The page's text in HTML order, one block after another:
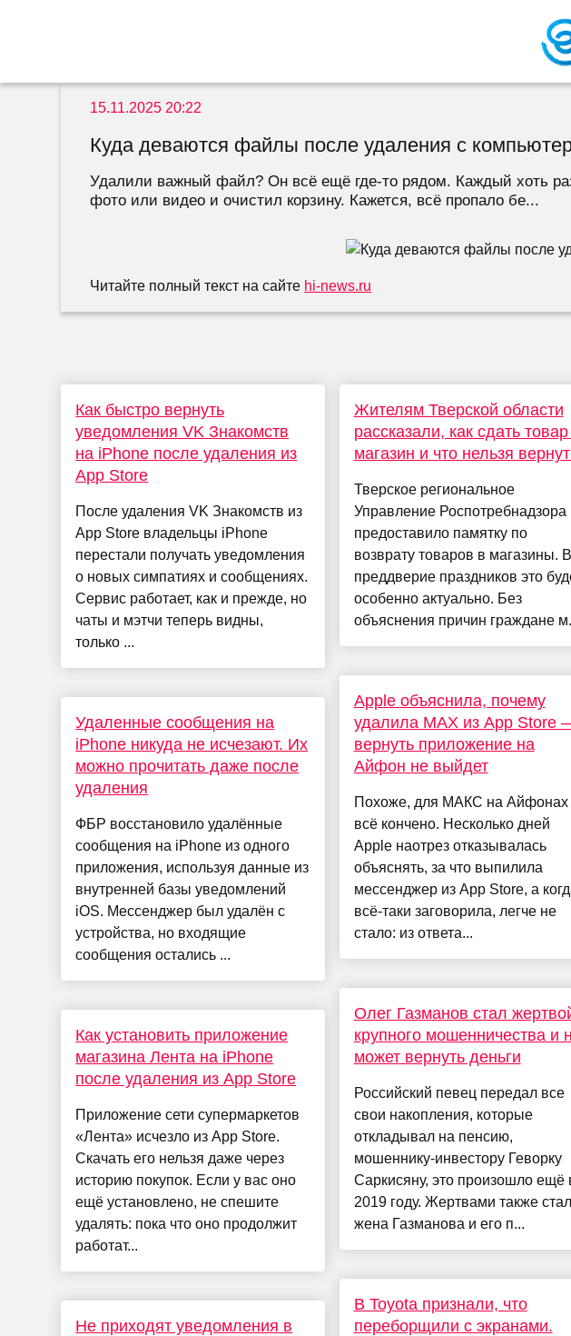
15.11.2025 20:22
Куда деваются файлы после удаления с
Удалили важный файл? Он всё ещё где-то рядом. Каждый хоть
фото или видео и очистил корзину. Кажется, всё пропало бе...
Читайте полный текст на сайте hi-news.ru
Как быстро вернуть
уведомления VK Знакомств
на iPhone после удаления из
App Store
После удаления VK Знакомств из
App Store владельцы iPhone
перестали получать уведомления
о новых симпатиях и сообщениях.
Сервис работает, как и прежде, но
чаты и мэтчи теперь видны,
только ...
Удаленные сообщения на
iPhone никуда не исчезают. Их
можно прочитать даже после
удаления
ФБР восстановило удалённые
сообщения на iPhone из одного
приложения, используя данные из
внутренней базы уведомлений
iOS. Мессенджер был удалён с
устройства, но входящие
сообщения остались ...
Как установить приложение
магазина Лента на iPhone
после удаления из App Store
Приложение сети супермаркетов
«Лента» исчезло из App Store.
Скачать его нельзя даже через
историю покупок. Если у вас оно
ещё установлено, не спешите
удалять: пока что оно продолжит
работат...
Не приходят уведомления в
Жителям Тверской области
рассказали, как сдать
магазин и что нельзя
Тверское региональное
Управление Роспотребнадзора
предоставило памятку по
возврату товаров в магазины. В
преддверие праздников это
особенно актуально. Без
объяснения причин граждане
Apple объяснила, почему
удалила MAX из App Store
вернуть приложение на
Айфон не выйдет
Похоже, для МАКС на Айфонах
всё кончено. Несколько дней
Apple наотрез отказывалась
объяснять, за что выпилила
мессенджер из App Store, а
всё-таки заговорила, легче не
стало: из ответа...
Олег Газманов стал
крупного мошенничества и
может вернуть деньги
Российский певец передал все
свои накопления, которые
откладывал на пенсию,
мошеннику-инвестору Геворку
Саркисяну, это произошло ещё
2019 году. Жертвами также
жена Газманова и его п...
В Toyota признали, что
переборщили с экранами.